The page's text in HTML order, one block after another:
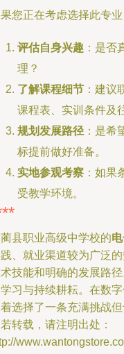
您正在考虑选择此专业
评估自身兴趣 ：是否
理？
了解课程细节 ：建议
课程表、实训条件及
规划发展路径 ：是希
标提前做好准备。
实地参观考察 ：如果
受教学环境。
县职业高级中学校的
、就业渠道较为广泛
技能和明确的发展路
习与持续耕耘。在数
选择了一条充满挑战
转载，请注明出处：